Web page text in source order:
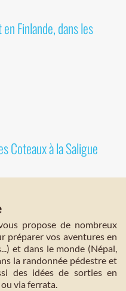
Finlande, dans les
Coteaux à la Saligue
propose de nombreux
préparer vos aventures en
et dans le monde (Népal,
la randonnée pédestre et
des idées de sorties en
via ferrata.